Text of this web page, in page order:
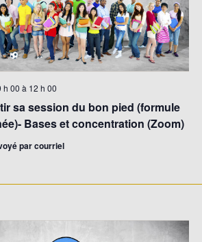
sa session du bon pied (formule
Bases et concentration (Zoom)
h 00 à 12 h 00
par courriel